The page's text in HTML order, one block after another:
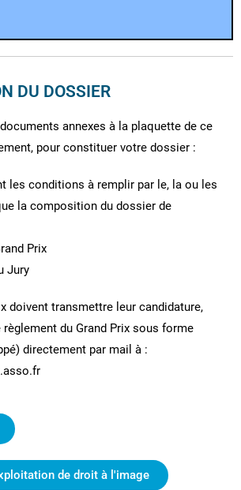
DU DOSSIER
annexes à la plaquette de ce
pour constituer votre dossier :
les conditions à remplir par le, la ou les
la composition du dossier de
Prix
Jury
doivent transmettre leur candidature,
du Grand Prix sous forme
directement par mail à :
de droit à l'image